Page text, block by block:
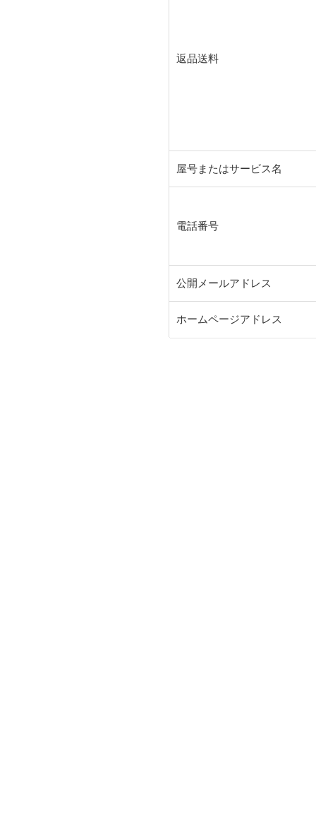
返品送料
屋号またはサービス名
電話番号
公開メールアドレス
ホームページアドレス